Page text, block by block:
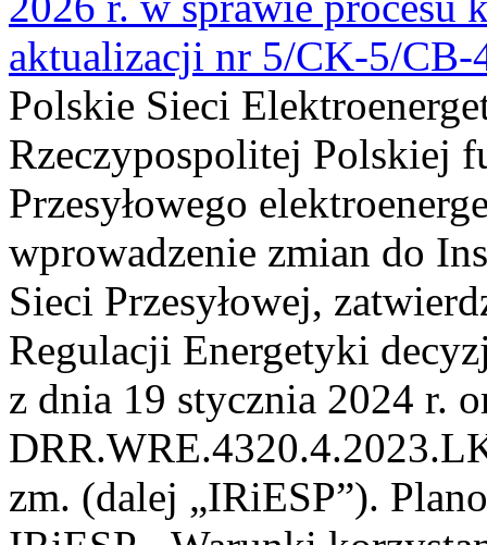
aktualizacji nr 5/CK-5/CB-
Polskie Sieci
Rzeczypospolitej Polskiej
Przesyłowego
wprowadzenie zmian do
Sieci Przesyłowej,
Regulacji Energetyki
z dnia 19 stycznia 2024 r.
zm. (dalej „IRiESP”).